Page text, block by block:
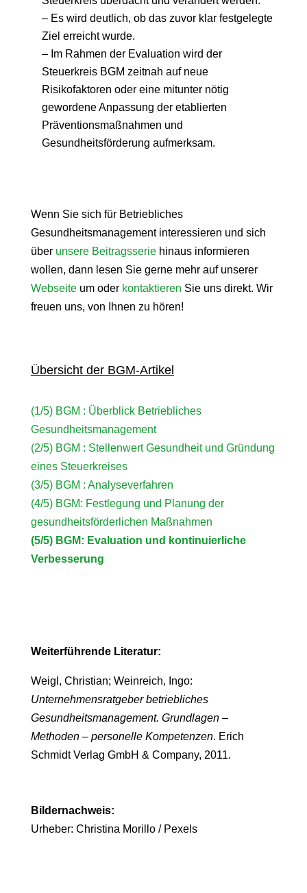
– Es wird deutlich, ob das zuvor klar festgelegte
Ziel erreicht wurde.
– Im Rahmen der Evaluation wird der
Steuerkreis BGM zeitnah auf neue
Risikofaktoren oder eine mitunter nötig
gewordene Anpassung der etablierten
Präventionsmaßnahmen und
Gesundheitsförderung aufmerksam.
Wenn Sie sich für Betriebliches
Gesundheitsmanagement interessieren und sich
über unsere Beitragsseriehinaus informieren
wollen, dann lesen Sie gerne mehr auf unserer
Webseite um oder kontaktieren Sie uns direkt. Wir
freuen uns, von Ihnen zu hören!
Übersicht der BGM-Artikel
(1/5) BGM : Überblick Betriebliches
Gesundheitsmanagement
(2/5) BGM : Stellenwert Gesundheit und Gründung
eines Steuerkreises
(3/5) BGM : Analyseverfahren
(4/5) BGM: Festlegung und Planung der
gesundheitsförderlichen Maßnahmen
(5/5) BGM: Evaluation und kontinuierliche
Verbesserung
Weiterführende Literatur:
Weigl, Christian; Weinreich, Ingo:
Unternehmensratgeber betriebliches
Gesundheitsmanagement. Grundlagen –
Methoden – personelle Kompetenzen. Erich
Schmidt Verlag GmbH & Company, 2011.
Bildernachweis:
Urheber: Christina Morillo / Pexels